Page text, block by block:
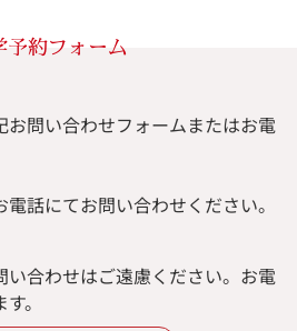
予約フォーム
問い合わせフォームまたはお電
話にてお問い合わせください。
合わせはご遠慮ください。 お電
。